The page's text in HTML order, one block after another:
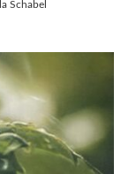
Schabel